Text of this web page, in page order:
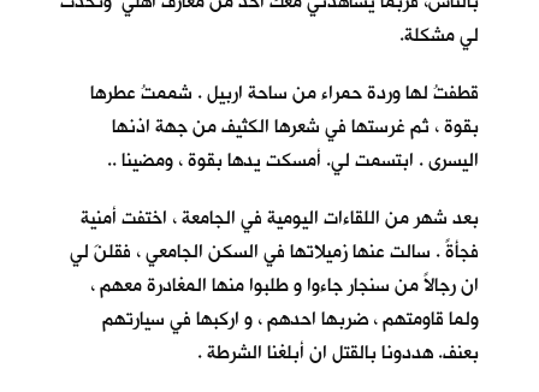
لي مشكلة.
قطفتُ لها وردة حمراء من ساحة اربيل . شممتُ عطرها
بقوة ، ثم غرستها في شعرها الكثيف من جهة اذنها
اليسرى . ابتسمت لي. أمسكت يدها بقوة ، ومضينا ..
بعد شهر من اللقاءات اليومية في الجامعة ، اختفت أمنية
فجأةً . سالت عنها زميلاتها في السكن الجامعي ، فقلنَ لي
ان رجالاً من سنجار جاءوا و طلبوا منها المغادرة معهم ،
ولما قاومتهم ، ضربها احدهم ، و اركبها في سيارتهم
بعنف. هددونا بالقتل ان أبلغنا الشرطة .